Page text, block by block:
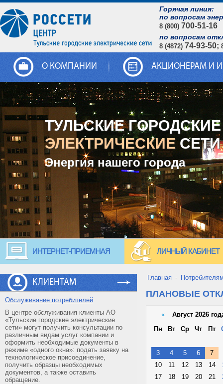
Горячая линия:
по вопросам
8 (800) 700-51-16
по вопросам
8 (4872) 74-93-50;
О КОМПАНИИ АКЦИОНЕРАМ И
ТУЛЬСКИЕ ГОРОДСКИЕ
ЭЛЕКТРИЧЕСКИЕ СЕТИ
Энергия нашего города
ИНТЕРНЕТ-ПРИЕМНАЯ ЛИЧНЫЙ КАБИНЕТ
КЛИЕНТАМ
Обслуживание потребителей
В центре обслуживания клиенты АО
«Тульские городские электрические
сети» могут получить консультации по
различным видам услуг компании и
оформить необходимые документы в
режиме «одного окна»: подать заявку на
технологическое присоединение,
получить образцы необходимых
документов, а также оставить
обращение.
Главная -
ПЛАНОВЫЕ
«
Август 2026
Пн
Вт Ср Чт Пт
3 4 5 6
7
10
11 12 13 14
17
18 19 20 21